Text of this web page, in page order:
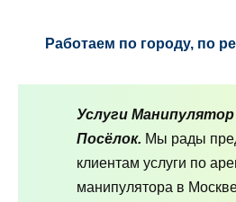
Работаем по городу, по
Услуги
Посёлок. Мы рады
клиентам услуги по
манипулятора в